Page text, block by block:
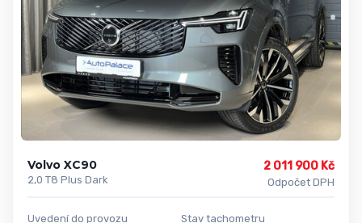
Volvo XC90
2,0 T8 Plus Dark
2 011 900 Kč
Odpočet DPH
Uvedení do provozu
Stav tachometru